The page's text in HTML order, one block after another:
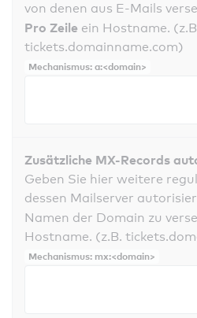
von denen aus E-Mails
Pro Zeile ein Hostname.
tickets.domainname.com)
Mechanismus: a:<domain>
Zusätzliche MX-Records
Geben Sie hier weitere
dessen Mailserver
Namen der Domain zu
Hostname. (z.B.
Mechanismus: mx:<domain>